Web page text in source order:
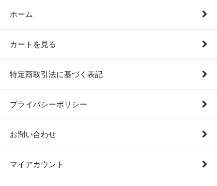
ホーム
カートを見る
特定商取引法に基づく表記
プライバシーポリシー
お問い合わせ
マイアカウント